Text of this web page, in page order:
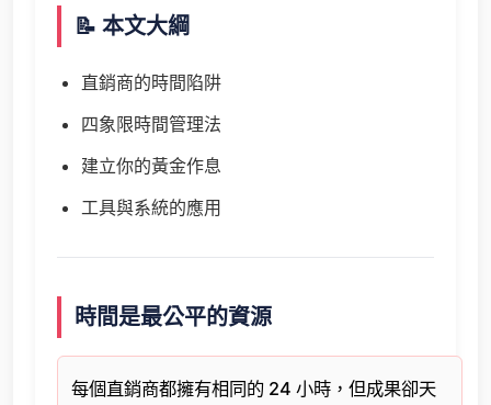
📝 本文大綱
直銷商的時間陷阱
四象限時間管理法
建立你的黃金作息
工具與系統的應用
時間是最公平的資源
每個直銷商都擁有相同的 24 小時，但成果卻天